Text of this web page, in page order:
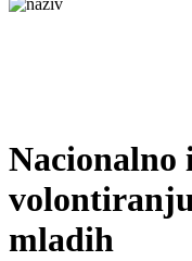
Nacionalno
mladih